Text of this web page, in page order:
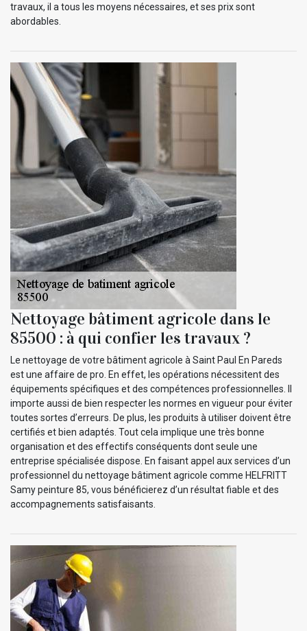
travaux, il a tous les moyens nécessaires, et ses prix sont
abordables.
Nettoyage bâtiment agricole dans le
85500 : à qui confier les travaux ?
Le nettoyage de votre bâtiment agricole à Saint Paul En Pareds
est une affaire de pro. En effet, les opérations nécessitent des
équipements spécifiques et des compétences professionnelles. Il
importe aussi de bien respecter les normes en vigueur pour éviter
toutes sortes d’erreurs. De plus, les produits à utiliser doivent être
certifiés et bien adaptés. Tout cela implique une très bonne
organisation et des effectifs conséquents dont seule une
entreprise spécialisée dispose. En faisant appel aux services d’un
professionnel du nettoyage bâtiment agricole comme HELFRITT
Samy peinture 85, vous bénéficierez d’un résultat fiable et des
accompagnements satisfaisants.